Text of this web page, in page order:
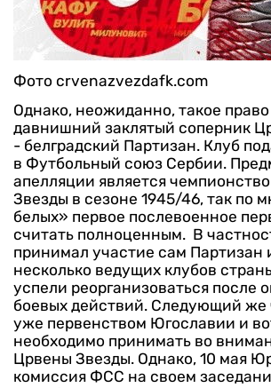
Фото crvenazvezdafk.com
Однако, неожиданно, такое
давнишний заклятый соперник
- белградский Партизан. Клуб
в Футбольный союз Сербии.
апелляции является
Звезды в сезоне 1945/46, так по
белых» первое послевоенное
считать полноценным. В
принимал участие сам Партизан
несколько ведущих клубов
успели реорганизоваться после
боевых действий. Следующий же
уже первенством Югославии и
необходимо принимать во
Црвены Звезды. Однако, 10 мая
комиссия ФСС на своем